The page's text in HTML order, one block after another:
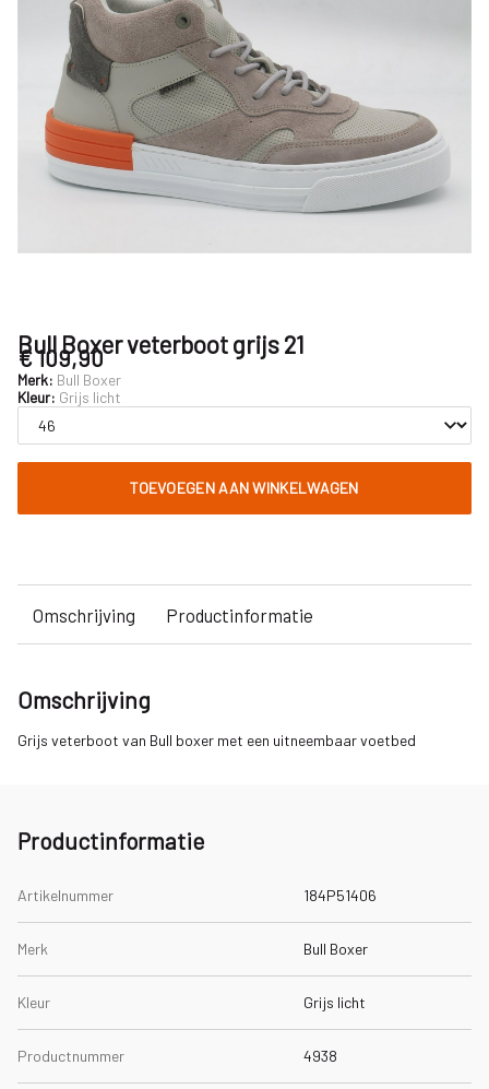
Nijhuisschoenen
Bull Boxer veterboot grijs 21
€ 109,90
Merk: Bull Boxer
Kleur: Grijs licht
TOEVOEGEN AAN WINKELWAGEN
Omschrijving Productinformatie
Omschrijving
Grijs veterboot van Bull boxer met een uitneembaar voetbed
Productinformatie
Artikelnummer 184P51406
Merk Bull Boxer
Kleur Grijs licht
Productnummer 4938